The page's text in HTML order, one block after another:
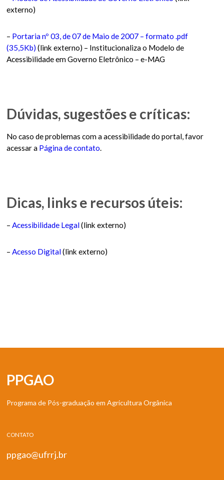
externo)
– Portaria nº 03, de 07 de Maio de 2007 – formato .pdf
(35,5Kb) (link externo) – Institucionaliza o Modelo de
Acessibilidade em Governo Eletrônico – e-MAG
Dúvidas, sugestões e críticas:
No caso de problemas com a acessibilidade do portal, favor
acessar a Página de contato.
Dicas, links e recursos úteis:
–Acessibilidade Legal(link externo)
–Acesso Digital(link externo)
PPGAO
Programa de Pós-graduação em Agricultura Orgânica
CONTATO
ppgao@ufrrj.br